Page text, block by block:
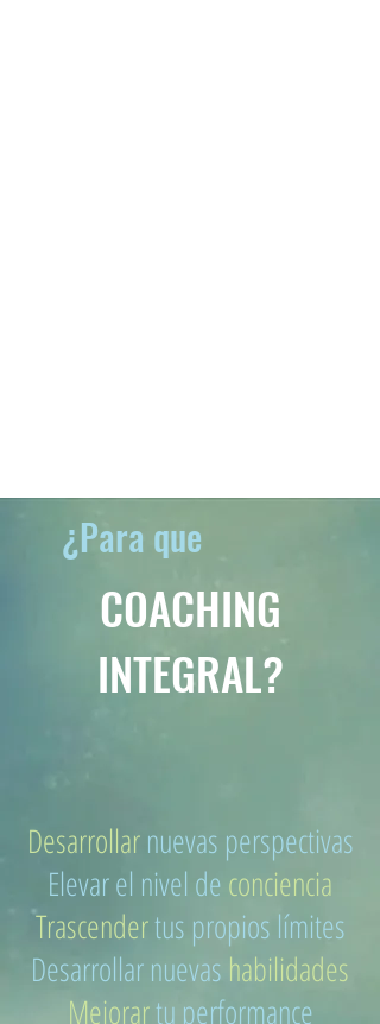
¿Para que
COACHING
INTEGRAL?
​Desarrollar nuevas perspectivas
Elevar el nivel deconciencia
Trascendertus propios límites
Desarrollar nuevas habilidades
Mejorartu performance